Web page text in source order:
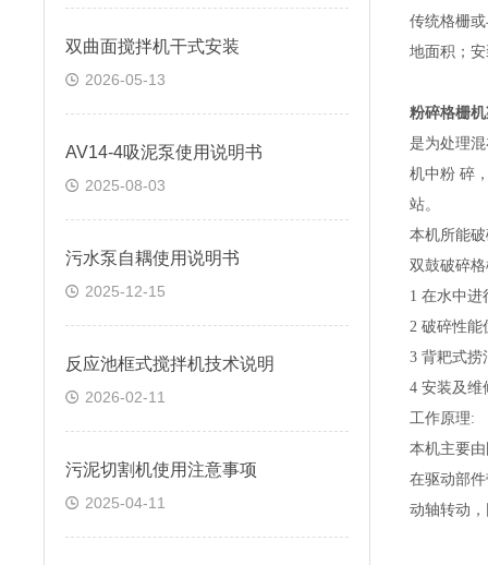
双曲面搅拌机干式安装
2026-05-13
AV14-4吸泥泵使用说明书
2025-08-03
污水泵自耦使用说明书
2025-12-15
反应池框式搅拌机技术说明
2026-02-11
​污泥切割机使用注意事项
2025-04-11
传统格栅
地面积；
粉碎格栅
是为处理
机中粉 碎
站。
本机所能
双鼓破碎
1 在水中进
2 破碎性能
3 背耙式捞
4 安装及维
工作原理:
本机主要
在驱动部
动轴转动